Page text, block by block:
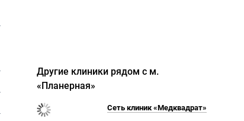
Другие клиники рядом с м.
«Планерная»
Сеть клиник «Медквадрат»